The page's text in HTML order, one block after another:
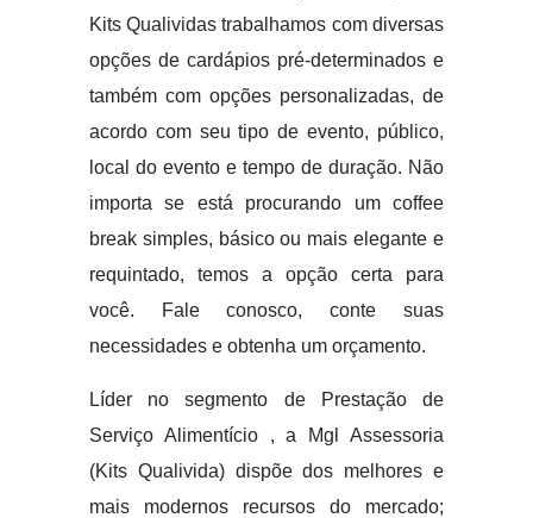
Kits Qualividas trabalhamos com diversas
opções de cardápios pré-determinados e
também com opções personalizadas, de
acordo com seu tipo de evento, público,
local do evento e tempo de duração. Não
importa se está procurando um coffee
break simples, básico ou mais elegante e
requintado, temos a opção certa para
você. Fale conosco, conte suas
necessidades e obtenha um orçamento.
Líder no segmento de Prestação de
Serviço Alimentício , a Mgl Assessoria
(Kits Qualivida) dispõe dos melhores e
mais modernos recursos do mercado;